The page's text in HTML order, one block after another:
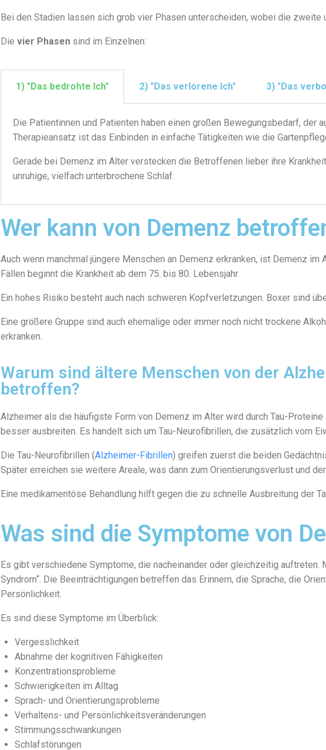
Bei den Stadien lassen sich grob vier Phasen unterscheiden, wobei die
Die vier Phasen sind im Einzelnen:
1) "Das bedrohte Ich" 2) "Das verlorene Ich" 3) "Das
Die Patientinnen und Patienten haben einen großen Bewegungsbedarf, der
Therapieansatz ist das Einbinden in einfache Tätigkeiten wie die
Gerade bei Demenz im Alter verstecken die Betroffenen lieber ihre
unruhige, vielfach unterbrochene Schlaf.
Wer kann von Demenz
Auch wenn manchmal jüngere Menschen an Demenz erkranken, ist Demenz
Fällen beginnt die Krankheit ab dem 75. bis 80. Lebensjahr.
Ein hohes Risiko besteht auch nach schweren Kopfverletzungen. Boxer sind
Eine größere Gruppe sind auch ehemalige oder immer noch nicht trockene
erkranken.
Warum sind ältere Menschen von der
betroffen?
Alzheimer als die häufigste Form von Demenz im Alter wird durch Tau-
besser ausbreiten. Es handelt sich um Tau-Neurofibrillen, die zusätzlich vom
Die Tau-Neurofibrillen (Alzheimer-Fibrillen) greifen zuerst die beiden
Später erreichen sie weitere Areale, was dann zum Orientierungsverlust und
Eine medikamentöse Behandlung hilft gegen die zu schnelle Ausbreitung der
Was sind die Symptome von
Es gibt verschiedene Symptome, die nacheinander oder gleichzeitig
Syndrom“. Die Beeinträchtigungen betreffen das Erinnern, die Sprache, die
Persönlichkeit.
Es sind diese Symptome im Überblick:
Vergesslichkeit
Abnahme der kognitiven Fähigkeiten
Konzentrationsprobleme
Schwierigkeiten im Alltag
Sprach- und Orientierungsprobleme
Verhaltens- und Persönlichkeitsveränderungen
Stimmungsschwankungen
Schlafstörungen